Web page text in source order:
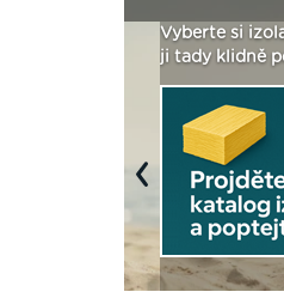
Vyberte si
ji tady klidně
Previous